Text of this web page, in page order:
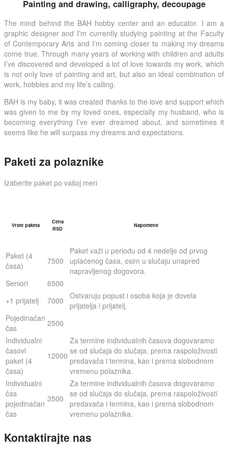
Painting and drawing, calligraphy, decoupage
The mind behind the BAH hobby center and an educator. I am a
graphic designer and I’m currently studying painting at the Faculty
of Contemporary Arts and I’m coming closer to making my dreams
come true. Through many years of working with children and adults
I’ve discovered and developed a lot of love towards my work, which
is not only love of painting and art, but also an ideal combination of
work, hobbies and my life’s calling.
BAH is my baby, it was created thanks to the love and support which
was given to me by my loved ones, especially my husband, who is
becoming everything I’ve ever dreamed about, and sometimes it
seems like he will surpass my dreams and expectations.
Paketi za polaznike
Izaberite paket po vašoj meri
Vrste paketa
Cena
RSD
Napomene
Paket (4
časa)
7500
Paket važi u periodu od 4 nedelje od prvog
uplaćenog časa, osim u slučaju unapred
napravljenog dogovora.
Seniori
6500
+1 prijatelj
7000
Ostvaruju popust i osoba koja je dovela
prijatelja i prijatelj.
Pojedinačan
čas
2500
Individualni
časovi
paket (4
časa)
12000
Za termine individualnih časova dogovaramo
se od slučaja do slučaja, prema raspoloživosti
predavača i termina, kao i prema slobodnom
vremenu polaznika.
Individualni
čas
pojedinačan
čas
3500
Za termine individualnih časova dogovaramo
se od slučaja do slučaja, prema raspoloživosti
predavača i termina, kao i prema slobodnom
vremenu polaznika.
Kontaktirajte nas